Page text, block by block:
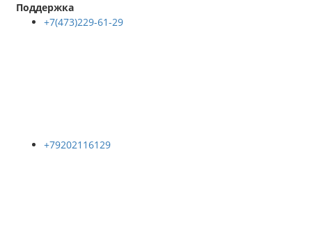
Поддержка
+7(473)229-61-29
+79202116129